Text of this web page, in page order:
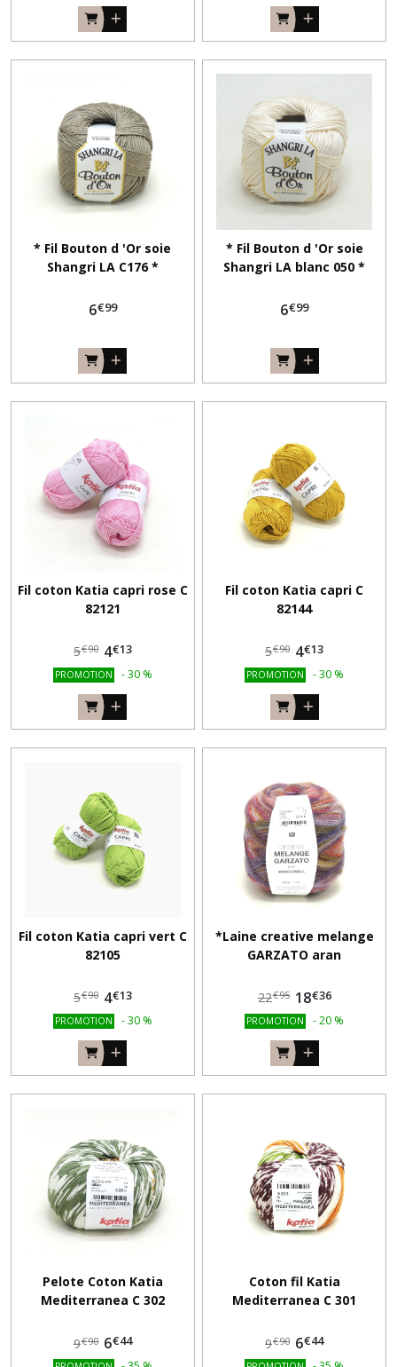
* Fil Bouton d 'Or soie
Shangri LA C176 *
6€99
* Fil Bouton d 'Or soie
Shangri LA blanc 050 *
6€99
Fil coton Katia capri rose C
82121
5€90 4€13
PROMOTION -30 %
Fil coton Katia capri C
82144
5€90 4€13
PROMOTION -30 %
Fil coton Katia capri vert C
82105
5€90 4€13
PROMOTION -30 %
*Laine creative melange
GARZATO aran
mètres *
22€95 18€36
PROMOTION -20 %
Pelote Coton Katia
Mediterranea C 302
9€90 6€44
Coton fil Katia
Mediterranea C 301
9€90 6€44